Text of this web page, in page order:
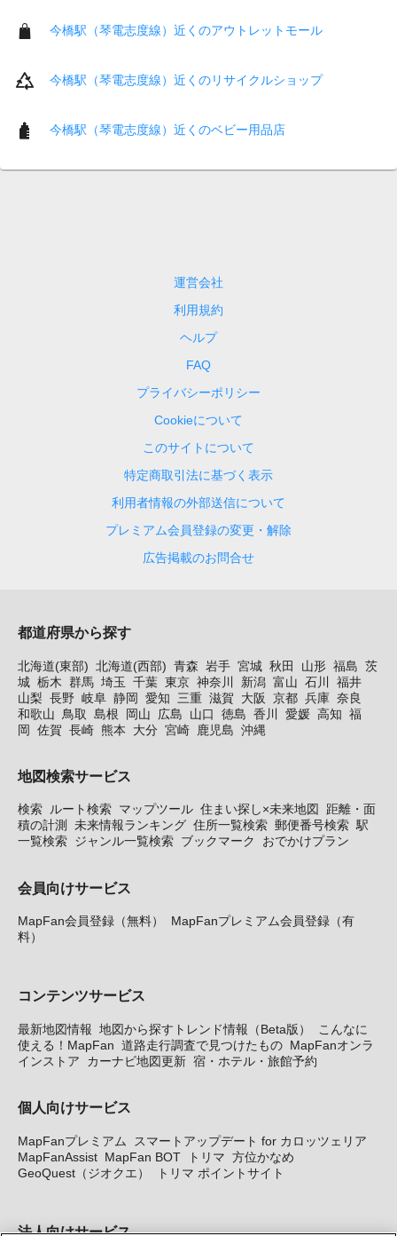
今橋駅（琴電志度線）近くのアウトレットモール
今橋駅（琴電志度線）近くのリサイクルショップ
今橋駅（琴電志度線）近くのベビー用品店
運営会社
利用規約
ヘルプ
FAQ
プライバシーポリシー
Cookieについて
このサイトについて
特定商取引法に基づく表示
利用者情報の外部送信について
プレミアム会員登録の変更・解除
広告掲載のお問合せ
都道府県から探す
北海道(東部) 北海道(西部) 青森 岩手 宮城 秋田 山形 福島 茨
城 栃木 群馬 埼玉 千葉 東京 神奈川 新潟 富山 石川
福井
山梨 長野 岐阜 静岡 愛知 三重 滋賀 大阪 京都 兵庫 奈良
和歌山
鳥取 島根 岡山 広島 山口 徳島 香川 愛媛 高知 福
岡
佐賀 長崎 熊本 大分 宮崎 鹿児島 沖縄
地図検索サービス
検索 ルート検索 マップツール 住まい探し×未来地図
距離・面
積の計測
未来情報ランキング 住所一覧検索 郵便番号検索 駅
一覧検索 ジャンル一覧検索 ブックマーク おでかけプラン
会員向けサービス
MapFan会員登録（無料）
MapFanプレミアム会員登録（有
料）
コンテンツサービス
最新地図情報 地図から探すトレンド情報（Beta版）
こんなに
使える！MapFan 道路走行調査で見つけたもの MapFanオンラ
インストア
カーナビ地図更新 宿・ホテル・旅館予約
個人向けサービス
MapFanプレミアム
スマートアップデート for カロッツェリア
MapFanAssist MapFan BOT トリマ 方位かなめ
GeoQuest（ジオクエ）
トリマ ポイントサイト
法人向けサービス